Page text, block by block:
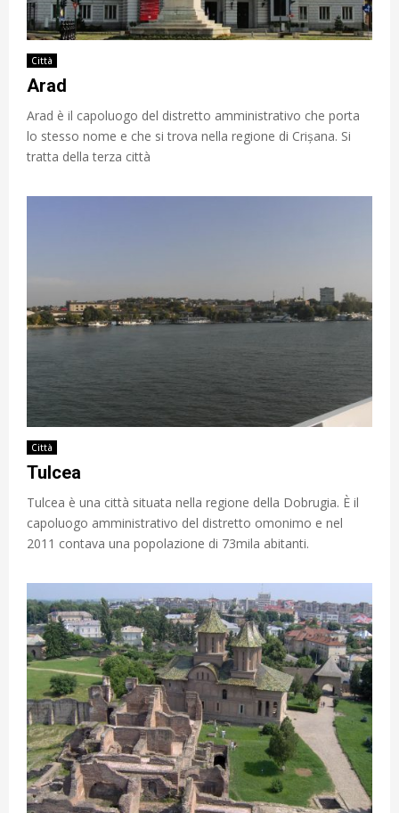
Città
Arad
Arad è il capoluogo del distretto amministrativo che porta
lo stesso nome e che si trova nella regione di Crișana. Si
tratta della terza città
Città
Tulcea
Tulcea è una città situata nella regione della Dobrugia. È il
capoluogo amministrativo del distretto omonimo e nel
2011 contava una popolazione di 73mila abitanti.